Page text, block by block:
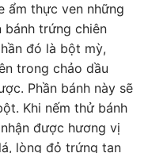
ẩm thực ven những
bánh trứng chiên
đó là bột mỳ,
trong chảo dầu
Phần bánh này sẽ
Khi nếm thử bánh
được hương vị
lòng đỏ trứng tan